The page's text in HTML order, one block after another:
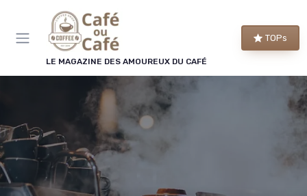
LE MAGAZINE DES AMOUREUX DU CAFÉ
TOPs
Panneau de gestion des cookies